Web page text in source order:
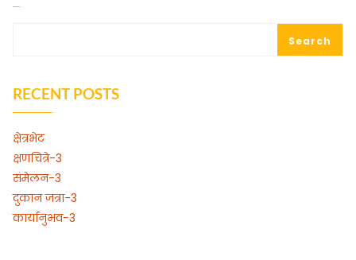
Search
RECENT POSTS
क्षेत्रभेट
क्षणचित्रे-3
संमेलन-3
दुकान जत्रा-3
कार्यानुभव-3